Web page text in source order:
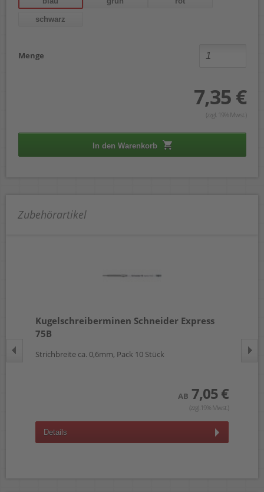
schwarz
Menge
7,35 €
(zzgl. 19% Mwst.)
In den Warenkorb
Zubehörartikel
Kugelschreiberminen Schneider Express
75B
Strichbreite ca. 0,6mm, Pack 10 Stück
AB 7,05 €
(zzgl.19% Mwst.)
Details